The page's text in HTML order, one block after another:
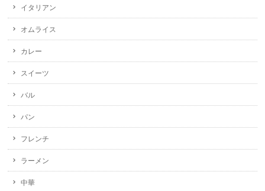
イタリアン
オムライス
カレー
スイーツ
バル
パン
フレンチ
ラーメン
中華